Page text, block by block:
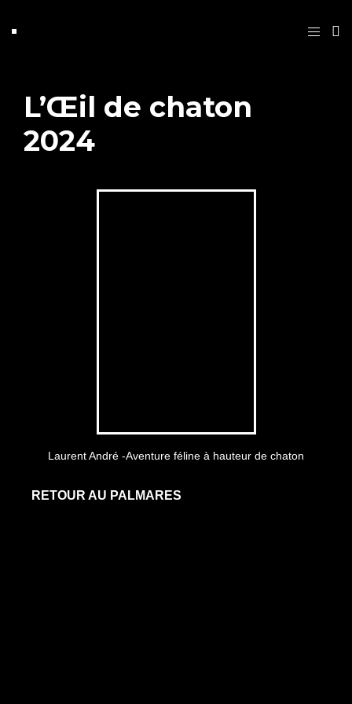
L’Œil de chaton
2024
Laurent André -Aventure féline à hauteur de chaton
RETOUR AU PALMARES